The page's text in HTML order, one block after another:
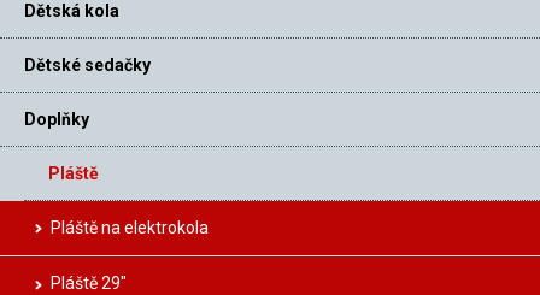
Dětská kola
Dětské sedačky
Doplňky
Pláště
Pláště na elektrokola
Pláště 29″